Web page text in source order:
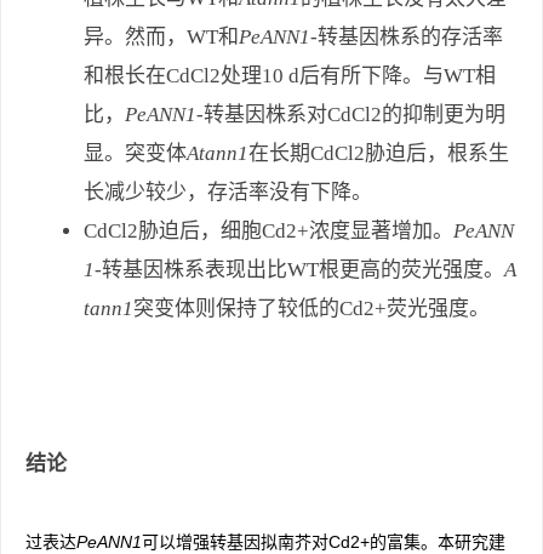
异。然而，WT和PeANN1-转基因株系的存活率
和根长在CdCl2处理10 d后有所下降。与WT相
比， PeANN1-转基因株系对CdCl2的抑制更为明
显。突变体Atann1在长期CdCl2胁迫后，根系生
长减少较少，存活率没有下降。
CdCl2胁迫后，细胞Cd2+浓度显著增加。 PeANN
1-转基因株系表现出比WT根更高的荧光强度。A
tann1突变体则保持了较低的Cd2+荧光强度。
结论
过表达PeANN1可以增强转基因拟南芥对Cd2+的富集。本研究建